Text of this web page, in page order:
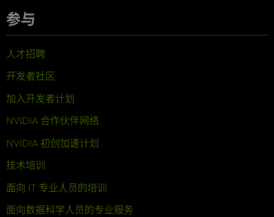
参与
人才招聘
开发者社区
加入开发者计划
NVIDIA 合作伙伴网络
NVIDIA 初创加速计划
技术培训
面向 IT 专业人员的培训
面向数据科学人员的专业服务